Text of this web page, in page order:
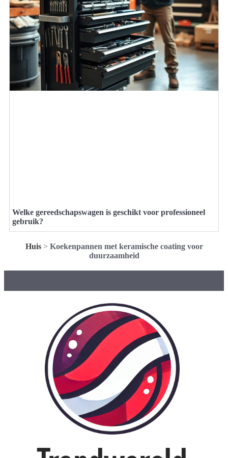
Welke gereedschapswagen is geschikt voor professioneel
gebruik?
Huis> Koekenpannen met keramische coating voor
duurzaamheid